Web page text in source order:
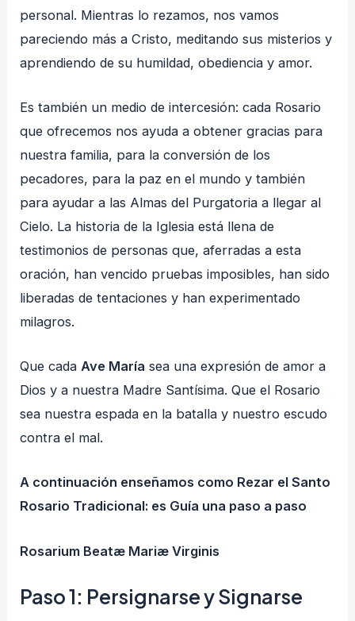
personal. Mientras lo rezamos, nos vamos
pareciendo más a Cristo, meditando sus misterios y
aprendiendo de su humildad, obediencia y amor.
Es también un medio de intercesión: cada Rosario
que ofrecemos nos ayuda a obtener gracias para
nuestra familia, para la conversión de los
pecadores, para la paz en el mundo y también
para ayudar a las Almas del Purgatoria a llegar al
Cielo. La historia de la Iglesia está llena de
testimonios de personas que, aferradas a esta
oración, han vencido pruebas imposibles, han sido
liberadas de tentaciones y han experimentado
milagros.
Que cadaAve María sea una expresión de amor a
Dios y a nuestra Madre Santísima. Que el Rosario
sea nuestra espada en la batalla y nuestro escudo
contra el mal.
A continuación enseñamos como Rezar el Santo
Rosario Tradicional: es Guía una paso a paso
Rosarium Beatæ Mariæ Virginis
Paso 1: PersignarseySignarse